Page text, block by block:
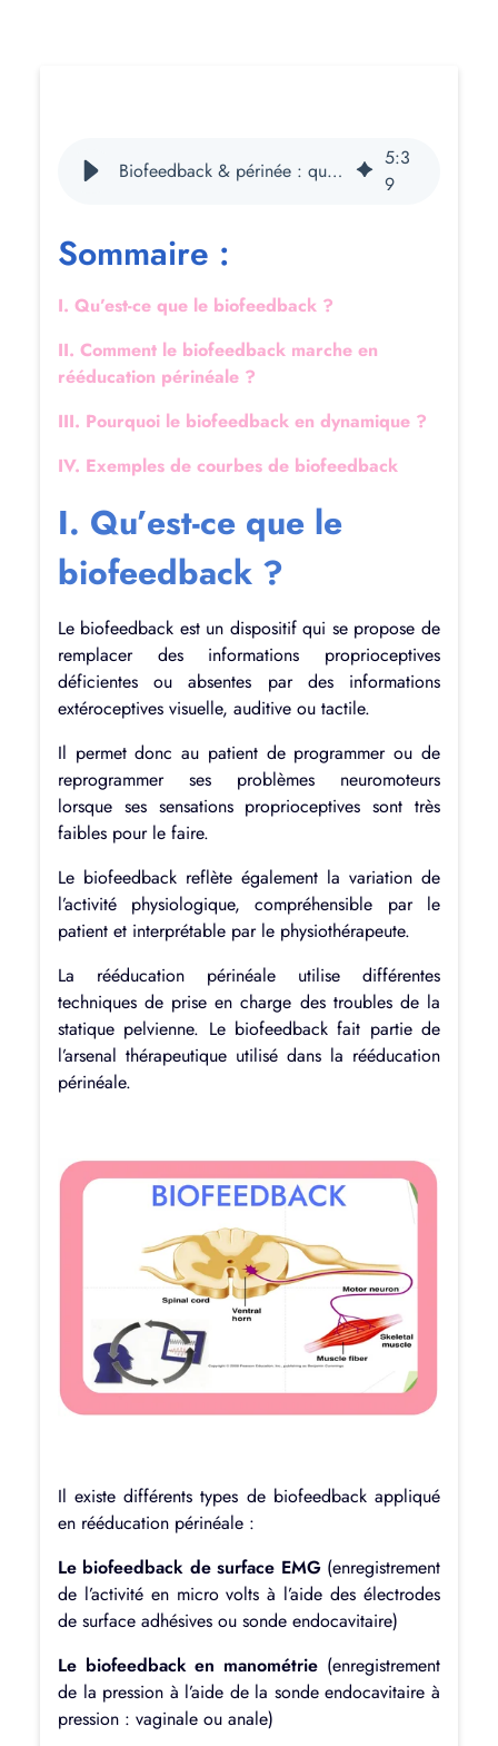
Biofeedback & périnée : quelle utilité ?
5:3
9
Sommaire :
I. Qu’est-ce que le biofeedback ?
II. Comment le biofeedback marche en
rééducation périnéale ?
III. Pourquoi le biofeedback en dynamique ?
IV. Exemples de courbes de biofeedback
I. Qu’est-ce que le
biofeedback ?
Le biofeedback est un dispositif qui se propose de
remplacer des informations proprioceptives
déficientes ou absentes par des informations
extéroceptives visuelle, auditive ou tactile.
Il permet donc au patient de programmer ou de
reprogrammer ses problèmes neuromoteurs
lorsque ses sensations proprioceptives sont très
faibles pour le faire.
Le biofeedback reflète également la variation de
l’activité physiologique, compréhensible par le
patient et interprétable par le physiothérapeute.
La rééducation périnéale utilise différentes
techniques de prise en charge des troubles de la
statique pelvienne. Le biofeedback fait partie de
l’arsenal thérapeutique utilisé dans la rééducation
périnéale.
Il existe différents types de biofeedback appliqué
en rééducation périnéale :
Le biofeedback de surface EMG(enregistrement
de l’activité en micro volts à l’aide des électrodes
de surface adhésives ou sonde endocavitaire)
Le biofeedback en manométrie (enregistrement
de la pression à l’aide de la sonde endocavitaire à
pression : vaginale ou anale)